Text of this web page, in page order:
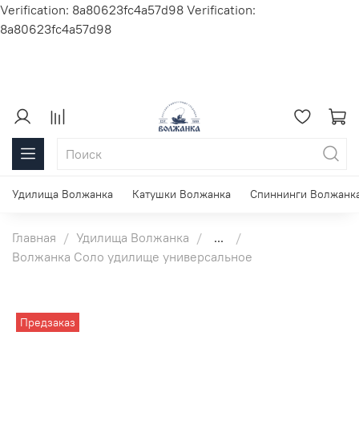
Verification: 8a80623fc4a57d98 Verification:
8a80623fc4a57d98
Удилища Волжанка Катушки Волжанка Спиннинги
Главная Удилища Волжанка
...
Волжанка Соло удилище универсальное
Предзаказ